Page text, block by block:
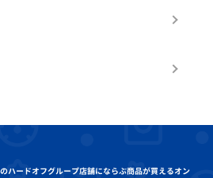
ハードオフグループ店舗にならぶ商品が買えるオン